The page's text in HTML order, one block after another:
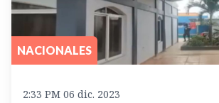
NACIONALES
2:33 PM 06 dic. 2023